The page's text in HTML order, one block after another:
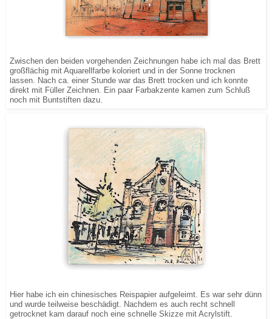
Zwischen den beiden vorgehenden Zeichnungen habe ich mal das Brett
großflächig mit Aquarellfarbe koloriert und in der Sonne trocknen
lassen. Nach ca. einer Stunde war das Brett trocken und ich konnte
direkt mit Füller Zeichnen. Ein paar Farbakzente kamen zum Schluß
noch mit Buntstiften dazu.
Hier habe ich ein chinesisches Reispapier aufgeleimt. Es war sehr dünn
und wurde teilweise beschädigt. Nachdem es auch recht schnell
getrocknet kam darauf noch eine schnelle Skizze mit Acrylstift.